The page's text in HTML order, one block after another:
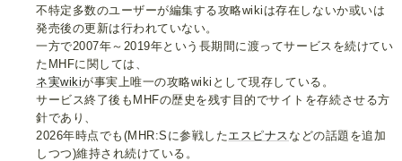
不特定多数のユーザーが編集する攻略wikiは存在しないか或いは
発売後の更新は行われていない。
一方で2007年～2019年という長期間に渡ってサービスを続けてい
たMHFに関しては、
ネ実wikiが事実上唯一の攻略wikiとして現存している。
サービス終了後もMHFの歴史を残す目的でサイトを存続させる方
針であり、
2026年時点でも(MHR:Sに参戦したエスピナス などの話題を追加
しつつ)維持され続けている。